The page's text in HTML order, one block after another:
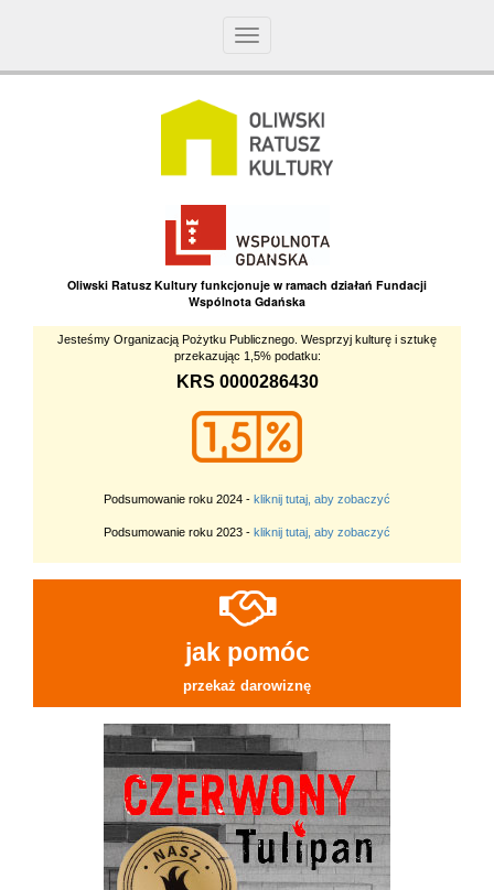
Toggle
Oliwski Ratusz Kultury funkcjonuje w ramach działań Fundacji
Wspólnota Gdańska
Jesteśmy Organizacją Pożytku Publicznego. Wesprzyj kulturę i sztukę
przekazując 1,5% podatku:
KRS 0000286430
Podsumowanie roku 2024 - kliknij tutaj, aby zobaczyć
Podsumowanie roku 2023 - kliknij tutaj, aby zobaczyć
jak pomóc
przekaż darowiznę